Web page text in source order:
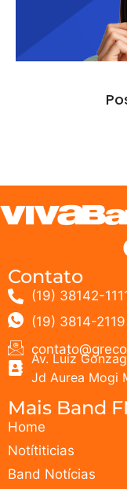
Contato
(19) 38142-
(19) 3814-2119
Av. Luiz
Jd Aurea Mogi
Mais Band
Home
Notítiticias
Band Notícias